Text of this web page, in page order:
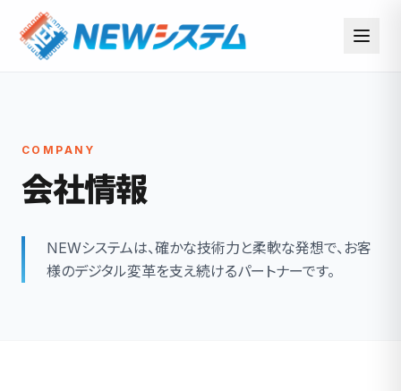
COMPANY
会社情報
NEWシステムは、確かな技術力と柔軟な発想で、お客
様のデジタル変革を支え続けるパートナーです。